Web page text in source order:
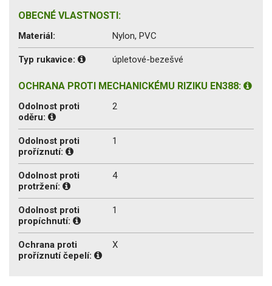
OBECNÉ VLASTNOSTI:
Materiál: Nylon, PVC
Typ rukavice: úpletové-bezešvé
OCHRANA PROTI MECHANICKÉMU RIZIKU EN388:
Odolnost proti
oděru:
2
Odolnost proti
proříznutí:
1
Odolnost proti
protržení:
4
Odolnost proti
propíchnutí:
1
Ochrana proti
proříznutí čepelí:
X